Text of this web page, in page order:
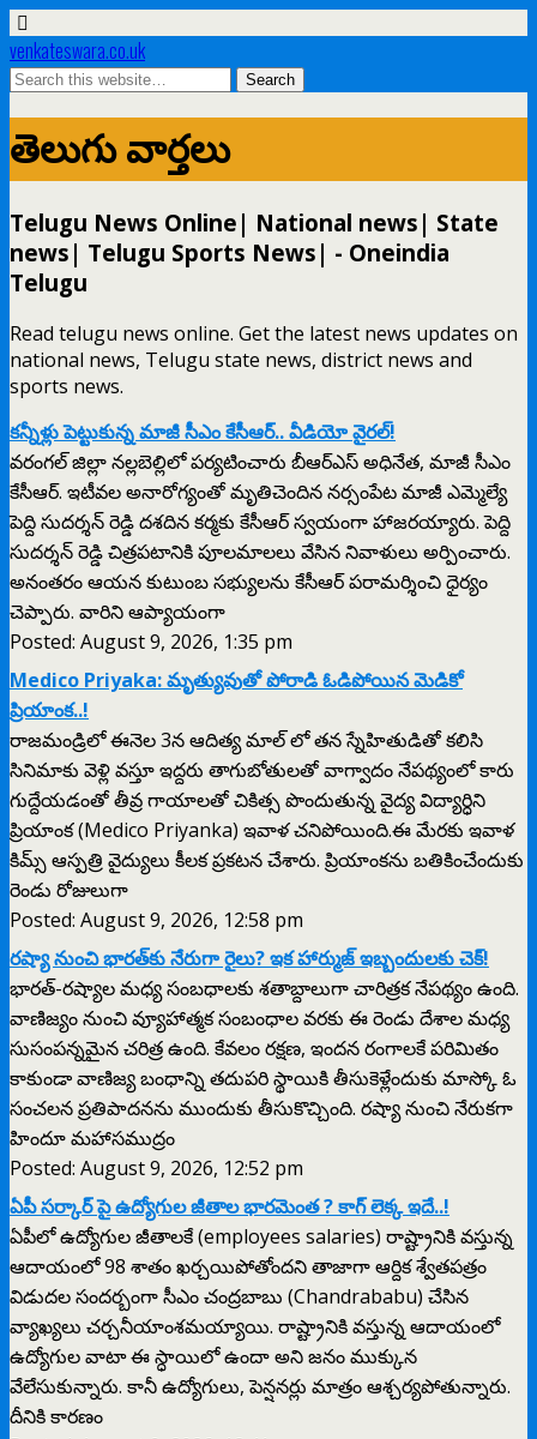
venkateswara.co.uk
తెలుగు వార్తలు
Telugu News Online| National news| State
news| Telugu Sports News| - Oneindia
Telugu
Read telugu news online. Get the latest news updates on
national news, Telugu state news, district news and
sports news.
కన్నీళ్లు పెట్టుకున్న మాజీ సీఎం కేసీఆర్.. వీడియో వైరల్!
వరంగల్ జిల్లా నల్లబెల్లిలో పర్యటించారు బీఆర్ఎస్ అధినేత, మాజీ సీఎం
కేసీఆర్. ఇటీవల అనారోగ్యంతో మృతిచెందిన నర్సంపేట మాజీ ఎమ్మెల్యే
పెద్ది సుదర్శన్ రెడ్డి దశదిన కర్మకు కేసీఆర్ స్వయంగా హాజరయ్యారు. పెద్ది
సుదర్శన్ రెడ్డి చిత్రపటానికి పూలమాలలు వేసిన నివాళులు అర్పించారు.
అనంతరం ఆయన కుటుంబ సభ్యులను కేసీఆర్ పరామర్శించి ధైర్యం
చెప్పారు. వారిని ఆప్యాయంగా
Posted: August 9, 2026, 1:35 pm
Medico Priyaka: మృత్యువుతో పోరాడి ఓడిపోయిన మెడికో
ప్రియాంక..!
రాజమండ్రిలో ఈనెల 3న ఆదిత్య మాల్ లో తన స్నేహితుడితో కలిసి
సినిమాకు వెళ్లి వస్తూ ఇద్దరు తాగుబోతులతో వాగ్వాదం నేపథ్యంలో కారు
గుద్దేయడంతో తీవ్ర గాయాలతో చికిత్స పొందుతున్న వైద్య విద్యార్ధిని
ప్రియాంక (Medico Priyanka) ఇవాళ చనిపోయింది.ఈ మేరకు ఇవాళ
కిమ్స్ ఆస్పత్రి వైద్యులు కీలక ప్రకటన చేశారు. ప్రియాంకను బతికించేందుకు
రెండు రోజులుగా
Posted: August 9, 2026, 12:58 pm
రష్యా నుంచి భారత్‌కు నేరుగా రైలు? ఇక హార్ముజ్ ఇబ్బందులకు చెక్!
భారత్-రష్యాల మధ్య సంబధాలకు శతాబ్దాలుగా చారిత్రక నేపథ్యం ఉంది.
వాణిజ్యం నుంచి వ్యూహాత్మక సంబంధాల వరకు ఈ రెండు దేశాల మధ్య
సుసంపన్నమైన చరిత్ర ఉంది. కేవలం రక్షణ, ఇందన రంగాలకే పరిమితం
కాకుండా వాణిజ్య బంధాన్ని తదుపరి స్థాయికి తీసుకెళ్లేందుకు మాస్కో ఓ
సంచలన ప్రతిపాదనను ముందుకు తీసుకొచ్చింది. రష్యా నుంచి నేరుకగా
హిందూ మహాసముద్రం
Posted: August 9, 2026, 12:52 pm
ఏపీ సర్కార్ పై ఉద్యోగుల జీతాల భారమెంత ? కాగ్ లెక్క ఇదే..!
ఏపీలో ఉద్యోగుల జీతాలకే (employees salaries) రాష్ట్రానికి వస్తున్న
ఆదాయంలో 98 శాతం ఖర్చయిపోతోందని తాజాగా ఆర్దిక శ్వేతపత్రం
విడుదల సందర్బంగా సీఎం చంద్రబాబు (Chandrababu) చేసిన
వ్యాఖ్యలు చర్చనీయాంశమయ్యాయి. రాష్ట్రానికి వస్తున్న ఆదాయంలో
ఉద్యోగుల వాటా ఈ స్ధాయిలో ఉందా అని జనం ముక్కున
వేలేసుకున్నారు. కానీ ఉద్యోగులు, పెన్షనర్లు మాత్రం ఆశ్చర్యపోతున్నారు.
దీనికి కారణం